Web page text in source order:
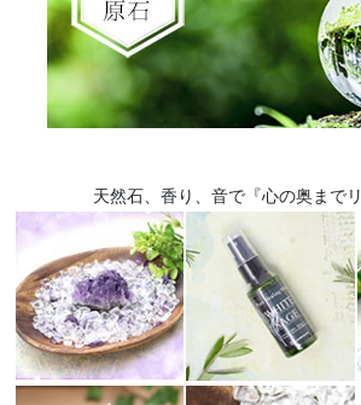
天然石、香り、音で『心の奥まで